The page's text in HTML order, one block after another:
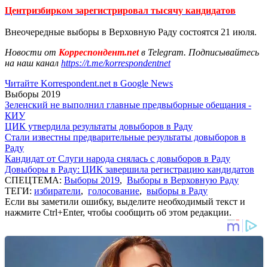
Центризбирком зарегистрировал тысячу кандидатов
Внеочередные выборы в Верховную Раду состоятся 21 июля.
Новости от Корреспондент.netв Telegram. Подписывайтесь
на наш канал https://t.me/korrespondentnet
Читайте Korrespondent.net в Google News
Выборы 2019
Зеленский не выполнил главные предвыборные обещания -
КИУ
ЦИК утвердила результаты довыборов в Раду
Стали известны предварительные результаты довыборов в
Раду
Кандидат от Слуги народа снялась с довыборов в Раду
Довыборы в Раду: ЦИК завершила регистрацию кандидатов
СПЕЦТЕМА: Выборы 2019, Выборы в Верховную Раду
ТЕГИ: избиратели, голосование, выборы в Раду
Если вы заметили ошибку, выделите необходимый текст и
нажмите Ctrl+Enter, чтобы сообщить об этом редакции.